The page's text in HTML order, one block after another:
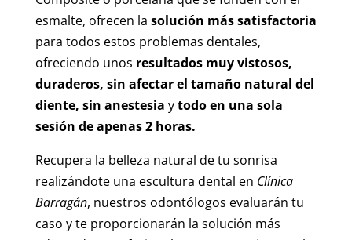
esmalte, ofrecen la solución más satisfactoria
para todos estos problemas dentales,
ofreciendo unos resultados muy vistosos,
duraderos, sin afectar el tamaño natural del
diente, sin anestesia ytodo en una sola
sesión de apenas 2 horas.
Recupera la belleza natural de tu sonrisa
realizándote una escultura dental en Clínica
Barragán, nuestros odontólogos evaluarán tu
caso y te proporcionarán la solución más